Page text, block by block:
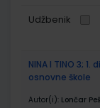
Udžbenik
NINA I TINO 3;
osnovne škole
Autor(i): Lončar